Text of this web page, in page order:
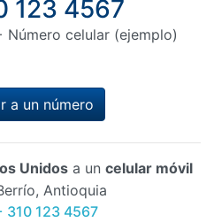
123 4567
celular (ejemplo)
a un número
Unidosa un celular móvil
Antioquia
310 123 4567